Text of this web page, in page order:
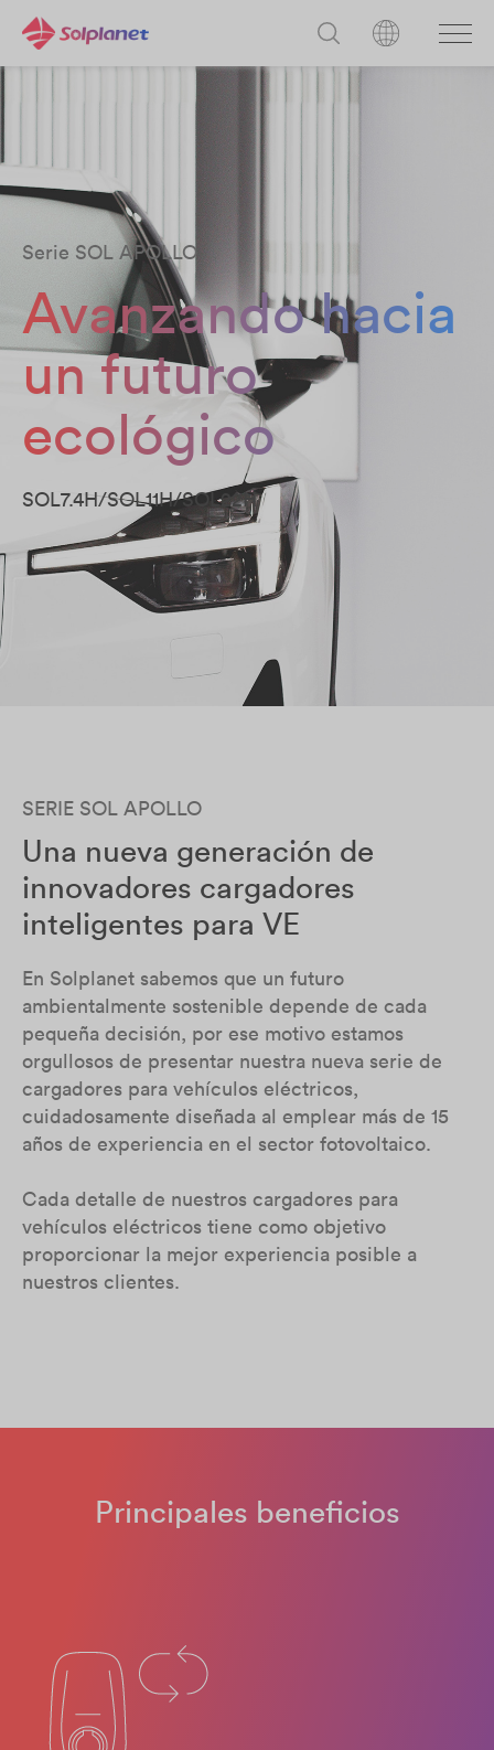
Serie SOL APOLLO
Avanzando hacia
un futuro
ecológico
SOL7.4H/SOL11H/SOL22H
SERIE SOL APOLLO
Una nueva generación de
innovadores cargadores
inteligentes para VE
En Solplanet sabemos que un futuro
ambientalmente sostenible depende de cada
pequeña decisión, por ese motivo estamos
orgullosos de presentar nuestra nueva serie de
cargadores para vehículos eléctricos,
cuidadosamente diseñada al emplear más de 15
años de experiencia en el sector fotovoltaico.
Cada detalle de nuestros cargadores para
vehículos eléctricos tiene como objetivo
proporcionar la mejor experiencia posible a
nuestros clientes.
Principales beneficios